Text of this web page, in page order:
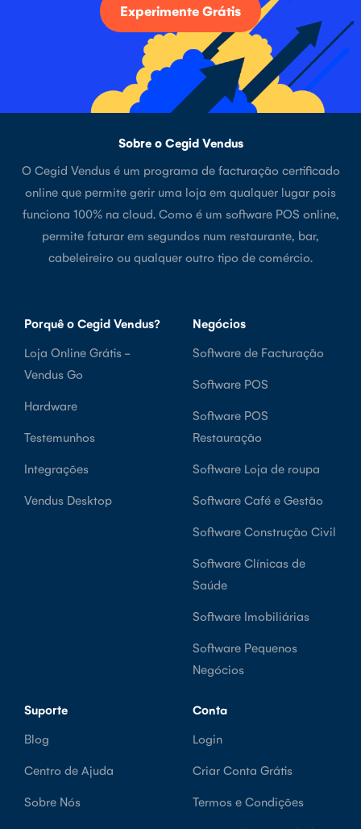
Experimente Grátis
Sobre o Cegid Vendus
O Cegid Vendus é um programa de facturação certificado
online que permite gerir uma loja em qualquer lugar pois
funciona 100% na cloud. Como é um software POS online,
permite faturar em segundos num restaurante, bar,
cabeleireiro ou qualquer outro tipo de comércio.
Porquê o Cegid Vendus?
Loja Online Grátis -
Vendus Go
Hardware
Testemunhos
Integrações
Vendus Desktop
Negócios
Software de Facturação
Software POS
Software POS
Restauração
Software Loja de roupa
Software Café e Gestão
Software Construção Civil
Software Clínicas de
Saúde
Software Imobiliárias
Software Pequenos
Negócios
Suporte
Blog
Centro de Ajuda
Sobre Nós
Conta
Login
Criar Conta Grátis
Termos e Condições